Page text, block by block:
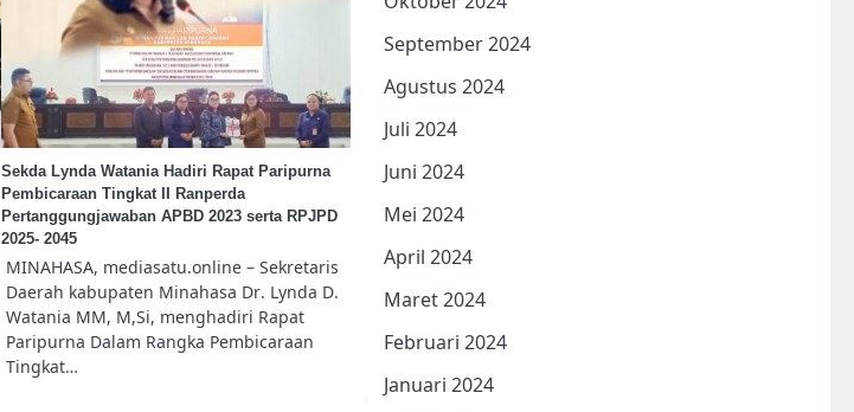
Sekda Lynda Watania Hadiri Rapat Paripurna
Pembicaraan Tingkat II Ranperda
Pertanggungjawaban APBD 2023 serta RPJPD
2025- 2045
MINAHASA, mediasatu.online – Sekretaris
Daerah kabupaten Minahasa Dr. Lynda D.
Watania MM, M,Si, menghadiri Rapat
Paripurna Dalam Rangka Pembicaraan
Tingkat…
September 2024
Agustus 2024
Juli 2024
Juni 2024
Mei 2024
April 2024
Maret 2024
Februari 2024
Januari 2024